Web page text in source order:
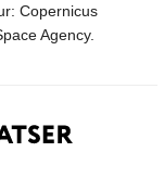
Copernicus
Agency.